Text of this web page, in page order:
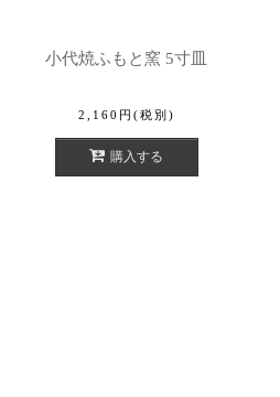
小代焼ふもと窯 5寸皿
2,160 円 (税別)
購入する